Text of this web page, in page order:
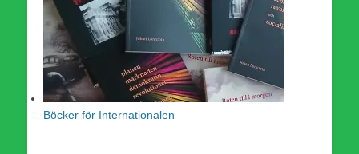
Böcker för Internationalen